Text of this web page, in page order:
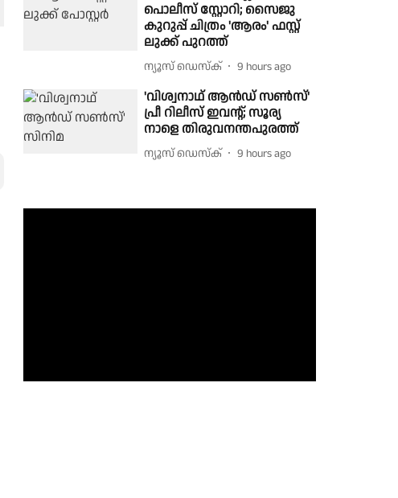
പൊലീസ് സ്റ്റോറി; സൈജു
കുറുപ്പ് ചിത്രം 'ആരം' ഫസ്റ്റ്
ലുക്ക് പുറത്ത്
ന്യൂസ് ഡെസ്ക് 9 hours ago
'വിശ്വനാഥ് ആൻഡ് സൺസ്'
പ്രീ റിലീസ് ഇവന്റ്; സൂര്യ
നാളെ തിരുവനന്തപുരത്ത്
ന്യൂസ് ഡെസ്ക് 9 hours ago